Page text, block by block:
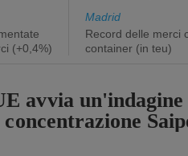
(+0,4%)
Madrid
Record delle merci
container (in teu)
avvia un'indagine